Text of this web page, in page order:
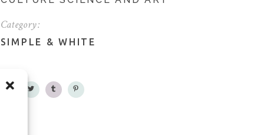
Category:
SIMPLE &WHITE